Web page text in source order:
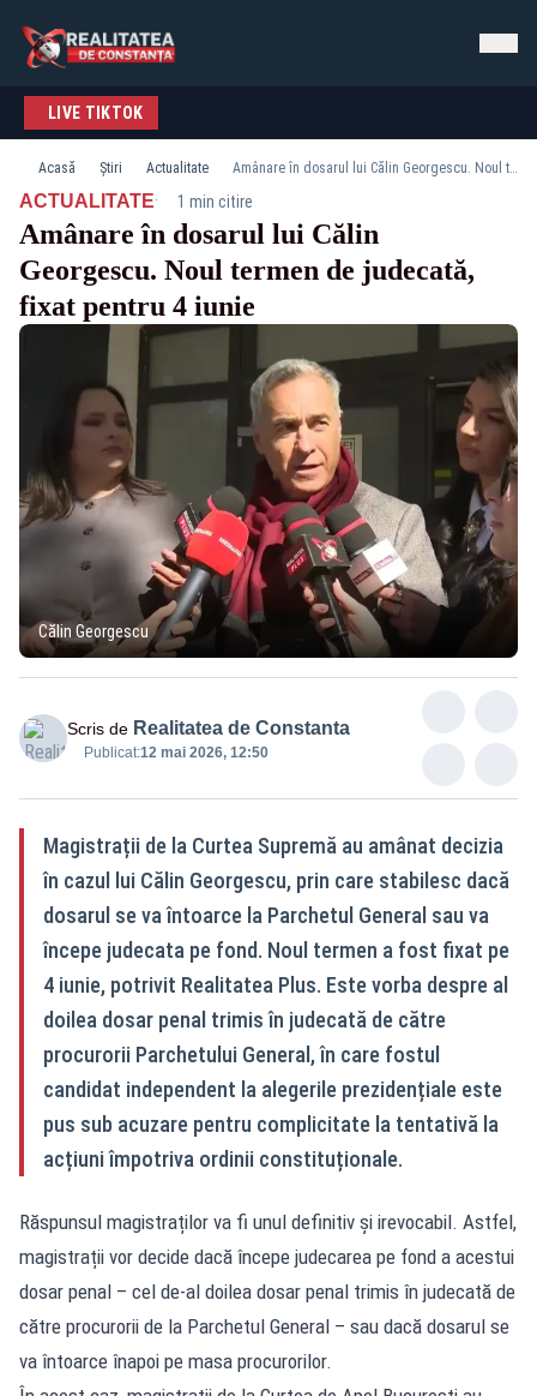
LIVE TIKTOK
Acasă Știri Actualitate Amânare în dosarul lui Călin Georgescu. Noul termen de judecată, fixat pentru 4 iunie
ACTUALITATE· 1 min citire
Amânare în dosarul lui Călin
Georgescu. Noul termen de judecată,
fixat pentru 4 iunie
Călin Georgescu
Scris de Realitatea de Constanta
Publicat:12 mai 2026, 12:50
Magistrații de la Curtea Supremă au amânat decizia
în cazul lui Călin Georgescu, prin care stabilesc dacă
dosarul se va întoarce la Parchetul General sau va
începe judecata pe fond. Noul termen a fost fixat pe
4 iunie, potrivit Realitatea Plus. Este vorba despre al
doilea dosar penal trimis în judecată de către
procurorii Parchetului General, în care fostul
candidat independent la alegerile prezidențiale este
pus sub acuzare pentru complicitate la tentativă la
acțiuni împotriva ordinii constituționale.
Răspunsul magistraților va fi unul definitiv și irevocabil. Astfel,
magistrații vor decide dacă începe judecarea pe fond a acestui
dosar penal – cel de-al doilea dosar penal trimis în judecată de
către procurorii de la Parchetul General – sau dacă dosarul se
va întoarce înapoi pe masa procurorilor.